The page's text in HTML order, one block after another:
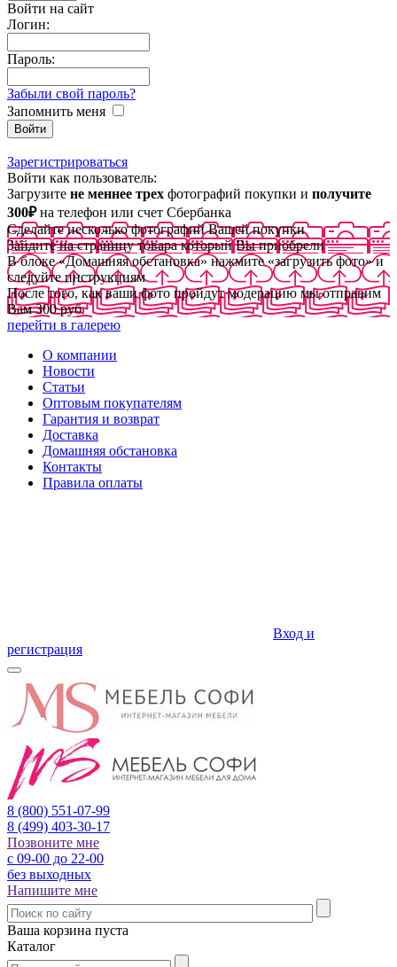
Войти на сайт
Логин:
Пароль:
Забыли свой пароль?
Запомнить меня
Зарегистрироваться
Войти как пользователь:
Загрузите не меннее трех фотографий покупки и получите
300₽на телефон или счет Сбербанка
Сделайте несколько фотографий Вашей покупки
Зайдите на страницу товара который Вы приобрели
В блоке «Домашняя обстановка» нажмите «загрузить фото» и
следуйте инструкциям
После того, как ваши фото пройдут модерацию мы отправим
Вам 300 руб
перейти в галерею
О компании
Новости
Статьи
Оптовым покупателям
Гарантия и возврат
Доставка
Домашняя обстановка
Контакты
Правила оплаты
Вход и
регистрация
8 (800) 551-07-99
8 (499) 403-30-17
Позвоните мне
с 09-00 до 22-00
без выходных
Напишите мне
Ваша корзина пуста
Каталог